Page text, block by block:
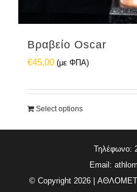
Βραβείο Oscar
€45,00 (με ΦΠΑ)
Select options
Τηλέφωνο:
Email:
© Copyright 2026 |